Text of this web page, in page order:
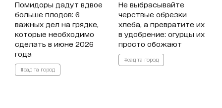
Помидоры дадут вдвое
больше плодов: 6
важных дел на грядке,
которые необходимо
сделать в июне 2026
года
#сад та город
Не выбрасывайте
черствые обрезки
хлеба, а превратите их
в удобрение: огурцы их
просто обожают
#сад та город